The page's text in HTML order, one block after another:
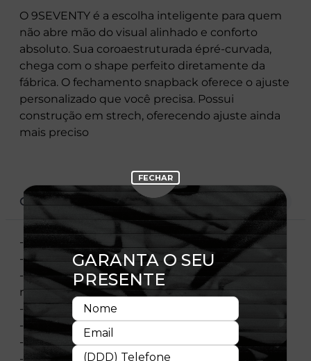
O 9SEVENTY é a escolha inteligente para quem
não abre mão do visual alinhado e conforto
absoluto. Sua coroaestruturada épré-curvada,
chega com o shape perfeito diretamente da
fábrica. O fechamento snapback oferece o ajuste
personalizado que você precisa. Possui
construção em strech, oferecendo ajuste ainda
mais preciso
CARACTERÍSTICAS
- Modelo Ajustável
- Aba Curva
- Elastano nas laterais para melhor encaixe e
maior conforto
- Copa estruturada
- Fechamento tipo Snapback
- Licença oficial